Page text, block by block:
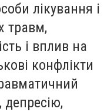
лікування і
травм,
і вплив на
конфлікти